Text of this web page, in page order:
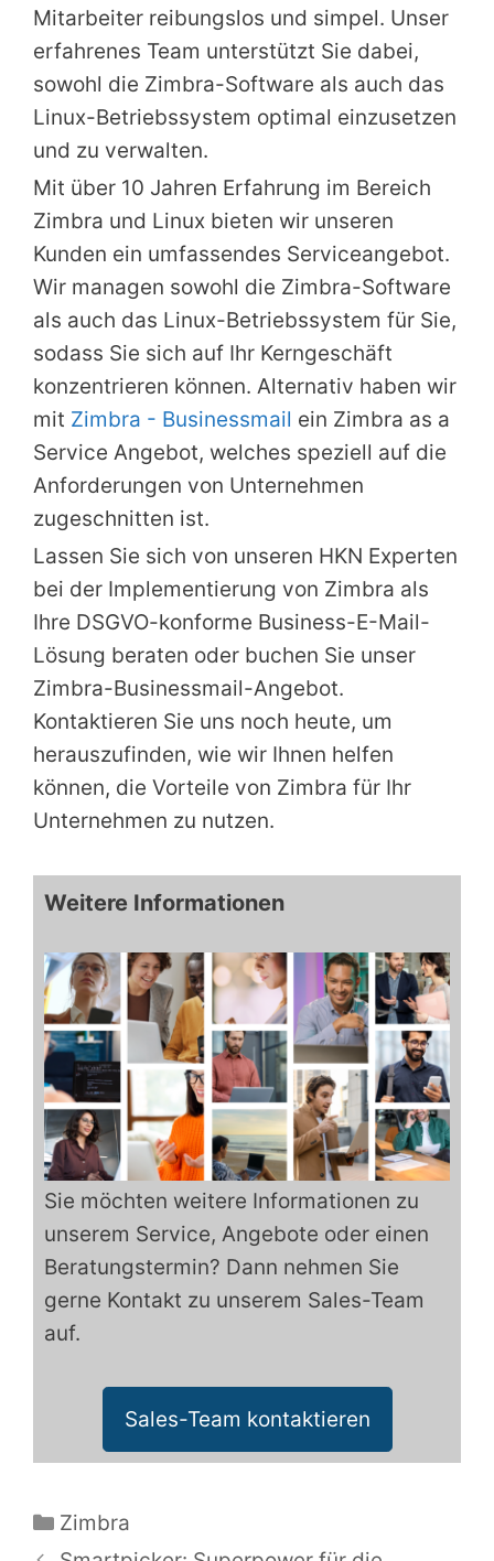
Mitarbeiter reibungslos und simpel. Unser
erfahrenes Team unterstützt Sie dabei,
sowohl die Zimbra-Software als auch das
Linux-Betriebssystem optimal einzusetzen
und zu verwalten.
Mit über 10 Jahren Erfahrung im Bereich
Zimbra und Linux bieten wir unseren
Kunden ein umfassendes Serviceangebot.
Wir managen sowohl die Zimbra-Software
als auch das Linux-Betriebssystem für Sie,
sodass Sie sich auf Ihr Kerngeschäft
konzentrieren können. Alternativ haben wir
mit Zimbra - Businessmail ein Zimbra as a
Service Angebot, welches speziell auf die
Anforderungen von Unternehmen
zugeschnitten ist.
Lassen Sie sich von unseren HKN Experten
bei der Implementierung von Zimbra als
Ihre DSGVO-konforme Business-E-Mail-
Lösung beraten oder buchen Sie unser
Zimbra-Businessmail-Angebot.
Kontaktieren Sie uns noch heute, um
herauszufinden, wie wir Ihnen helfen
können, die Vorteile von Zimbra für Ihr
Unternehmen zu nutzen.
Weitere Informationen
Sie möchten weitere Informationen zu
unserem Service, Angebote oder einen
Beratungstermin? Dann nehmen Sie
gerne Kontakt zu unserem Sales-Team
auf.
Sales-Team kontaktieren
Kategorien
Zimbra